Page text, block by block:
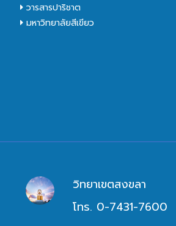
วารสารปาริชาต
มหาวิทยาลัยสีเขียว
วิทยาเขตสงขลา
โทร. 0-7431-7600